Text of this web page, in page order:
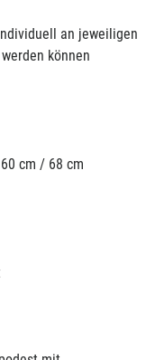
an jeweiligen
können
cm / 68 cm